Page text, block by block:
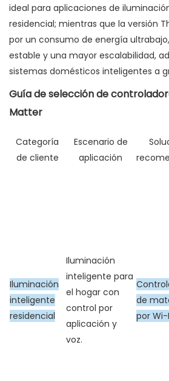
ideal para aplicaciones de
residencial; mientras que la versión
por un consumo de energía
estable y una mayor escalabilidad,
sistemas domésticos inteligentes a
Guía de selección de
Matter
Categoría
de cliente
Escenario de
aplicación
Iluminación
inteligente
residencial
Iluminación
inteligente para
el hogar con
control por
aplicación y
voz.
de
por Wi-